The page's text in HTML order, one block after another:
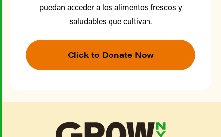
puedan acceder a los alimentos frescos y
saludables que cultivan.
Click to Donate Now